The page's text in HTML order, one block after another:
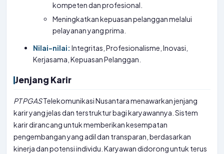
kompeten dan profesional.
Meningkatkan kepuasan pelanggan melalui
pelayanan yang prima.
Nilai-nilai: Integritas, Profesionalisme, Inovasi,
Kerjasama, Kepuasan Pelanggan.
Jenjang Karir
PTPGASTelekomunikasi Nusantara menawarkan jenjang
karir yang jelas dan terstruktur bagi karyawannya. Sistem
karir dirancang untuk memberikan kesempatan
pengembangan yang adil dan transparan, berdasarkan
kinerja dan potensi individu. Karyawan didorong untuk terus